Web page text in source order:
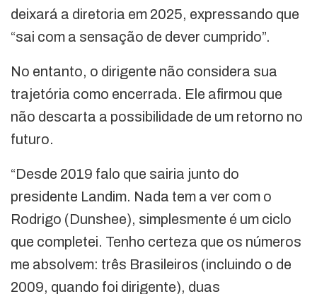
deixará a diretoria em 2025, expressando que
“sai com a sensação de dever cumprido”.
No entanto, o dirigente não considera sua
trajetória como encerrada. Ele afirmou que
não descarta a possibilidade de um retorno no
futuro.
“Desde 2019 falo que sairia junto do
presidente Landim. Nada tem a ver com o
Rodrigo (Dunshee), simplesmente é um ciclo
que completei. Tenho certeza que os números
me absolvem: três Brasileiros (incluindo o de
2009, quando foi dirigente), duas